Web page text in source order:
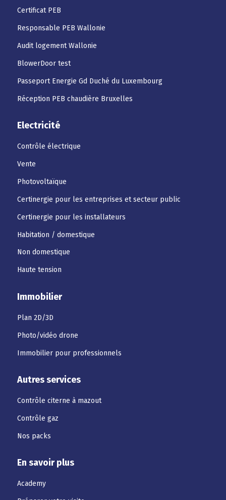
Certificat PEB
Responsable PEB Wallonie
Audit logement Wallonie
BlowerDoor test
Passeport Energie Gd Duché du Luxembourg
Réception PEB chaudière Bruxelles
Electricité
Contrôle électrique
Vente
Photovoltaïque
Certinergie pour les entreprises et secteur public
Certinergie pour les installateurs
Habitation / domestique
Non domestique
Haute tension
Immobilier
Plan 2D/3D
Photo/vidéo drone
Immobilier pour professionnels
Autres services
Contrôle citerne à mazout
Contrôle gaz
Nos packs
En savoir plus
Academy